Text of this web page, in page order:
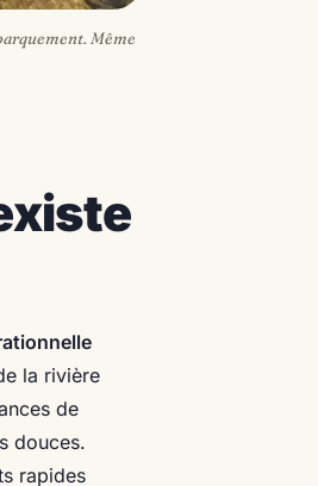
Même
la rivière
de
douces.
rapides